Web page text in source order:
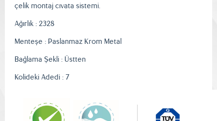
çelik montaj cıvata sistemi.
Ağırlık : 2328
Menteşe : Paslanmaz Krom Metal
Bağlama Şekli : Üstten
Kolideki Adedi : 7